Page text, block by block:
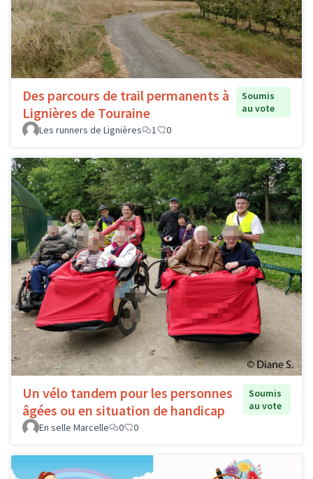
Des parcours de trail permanents à
Lignières de Touraine
Soumis
au vote
Les runners de Lignières
1 0
Un vélo tandem pour les personnes
âgées ou en situation de handicap
Soumis
au vote
En selle Marcelle
0 0